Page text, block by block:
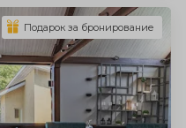
Подарок за бронирование